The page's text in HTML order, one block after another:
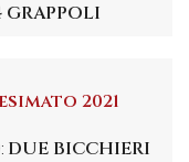
GRAPPOLI
2021
DUE BICCHIERI